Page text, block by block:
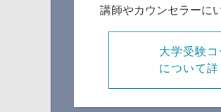
講師やカウンセラーに
大学受験コ
について詳